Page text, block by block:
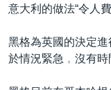
廣播節目表
意大利的做法“令人
黑格為英國的決定
於情況緊急﹐沒有時